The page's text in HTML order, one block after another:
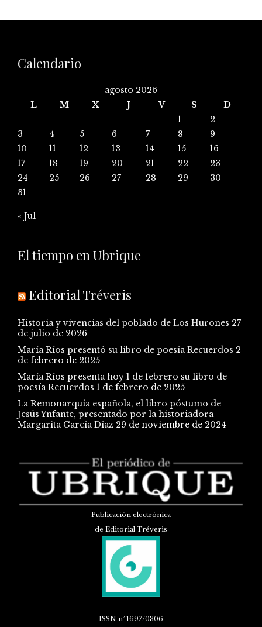
Calendario
agosto 2026
L
M X J V S
D
1
2
3
4 5 6 7 8
9
10
11 12 13 14 15
16
17
18 19 20 21 22
23
24
25 26 27 28 29
30
31
« Jul
El tiempo en Ubrique
Editorial Tréveris
Historia y vivencias del poblado de Los Hurones 27
de julio de 2026
María Ríos presentó su libro de poesía Recuerdos 2
de febrero de 2025
María Ríos presenta hoy 1 de febrero su libro de
poesía Recuerdos 1 de febrero de 2025
La Remonarquía española, el libro póstumo de
Jesús Ynfante, presentado por la historiadora
Margarita García Díaz 29 de noviembre de 2024
Publicación electrónica
de Editorial Tréveris
ISSN nº 1697/0306